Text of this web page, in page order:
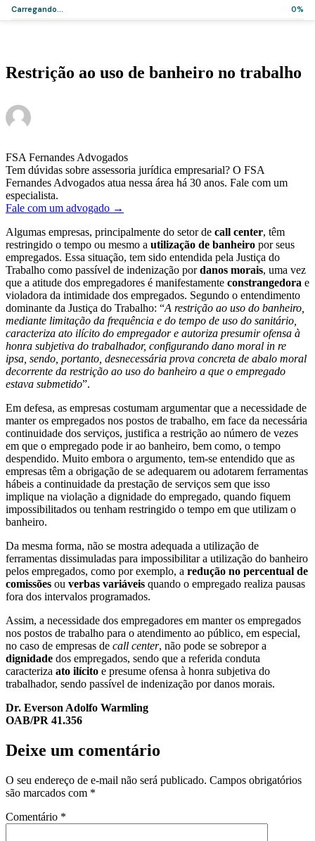
Home>Artigos
Restrição ao uso de banheiro no trabalho
Carregando... 0%
FSA Fernandes Advogados
Tem dúvidas sobre assessoria jurídica empresarial? O FSA
Fernandes Advogados atua nessa área há 30 anos. Fale com um
especialista.
Fale com um advogado →
Algumas empresas, principalmente do setor de call center, têm
restringido o tempo ou mesmo a utilização de banheiro por seus
empregados. Essa situação, tem sido entendida pela Justiça do
Trabalho como passível de indenização pordanos morais, uma vez
que a atitude dos empregadores é manifestamente constrangedora e
violadora da intimidade dos empregados. Segundo o entendimento
dominante da Justiça do Trabalho: “A restrição ao uso do banheiro,
mediante limitação da frequência e do tempo de uso do sanitário,
caracteriza ato ilícito do empregador e autoriza presumir ofensa à
honra subjetiva do trabalhador, configurando dano moral in re
ipsa, sendo, portanto, desnecessária prova concreta de abalo moral
decorrente da restrição ao uso do banheiro a que o empregado
estava submetido”.
Em defesa, as empresas costumam argumentar que a necessidade de
manter os empregados nos postos de trabalho, em face da necessária
continuidade dos serviços, justifica a restrição ao número de vezes
em que o empregado pode ir ao banheiro, bem como, o tempo
despendido. Muito embora o argumento, tem-se entendido que as
empresas têm a obrigação de se adequarem ou adotarem ferramentas
hábeis a continuidade da prestação de serviços sem que isso
implique na violação a dignidade do empregado, quando fiquem
impossibilitados ou tenham restringido o tempo em que utilizam o
banheiro.
Da mesma forma, não se mostra adequada a utilização de
ferramentas dissimuladas para impossibilitar a utilização do banheiro
pelos empregados, como por exemplo, a redução no percentual de
comissões ou verbas variáveis quando o empregado realiza pausas
fora dos intervalos programados.
Assim, a necessidade dos empregadores em manter os empregados
nos postos de trabalho para o atendimento ao público, em especial,
no caso de empresas de call center, não pode se sobrepor a
dignidade dos empregados, sendo que a referida conduta
caracteriza ato ilícito e presume ofensa à honra subjetiva do
trabalhador, sendo passível de indenização por danos morais.
Dr. Everson Adolfo Warmling
OAB/PR 41.356
Deixe um comentário
O seu endereço de e-mail não será publicado. Campos obrigatórios
são marcados com *
Comentário *